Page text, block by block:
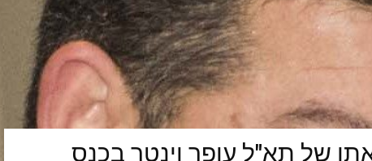
של תא"ל עופר וינטר בכנס